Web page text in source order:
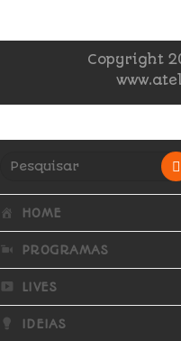
Copyright
HOME
PROGRAMAS
LIVES
IDEIAS